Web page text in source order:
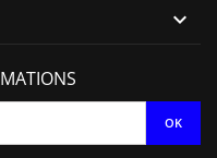
